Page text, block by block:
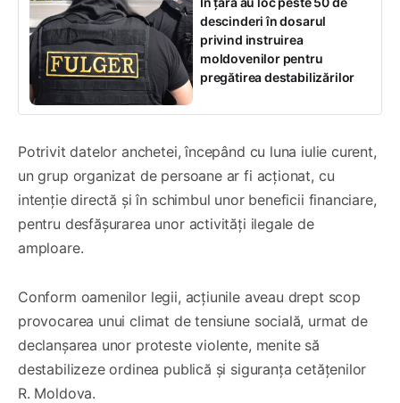
descinderi în dosarul
privind instruirea
moldovenilor pentru
pregătirea destabilizărilor
Potrivit datelor anchetei, începând cu luna iulie curent,
un grup organizat de persoane ar fi acționat, cu
intenție directă și în schimbul unor beneficii financiare,
pentru desfășurarea unor activități ilegale de
amploare.
Conform oamenilor legii, acțiunile aveau drept scop
provocarea unui climat de tensiune socială, urmat de
declanșarea unor proteste violente, menite să
destabilizeze ordinea publică și siguranța cetățenilor
R. Moldova.